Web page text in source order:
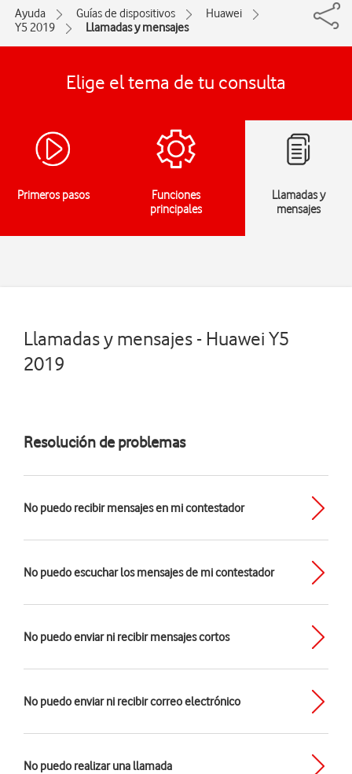
Ayuda Guías de dispositivos
Huawei
Y5 2019
Llamadas y mensajes
Elige el tema de tu consulta
Primeros pasos
Funciones
principales
Llamadas y
mensajes
Llamadas y mensajes - Huawei Y5
2019
Resolución de problemas
No puedo recibir mensajes en mi contestador
No puedo escuchar los mensajes de mi contestador
No puedo enviar ni recibir mensajes cortos
No puedo enviar ni recibir correo electrónico
No puedo realizar una llamada